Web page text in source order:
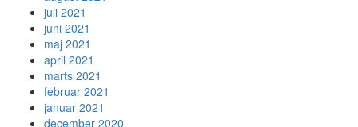
juli 2021
juni 2021
maj 2021
april 2021
marts 2021
februar 2021
januar 2021
december 2020